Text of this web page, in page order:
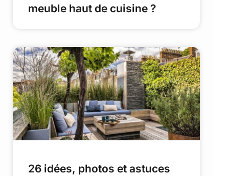
meuble haut de cuisine ?
26 idées, photos et astuces